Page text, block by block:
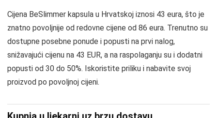
Cijena BeSlimmer kapsula u Hrvatskoj iznosi 43 eura, što je
znatno povoljnije od redovne cijene od 86 eura. Trenutno su
dostupne posebne ponude i popusti na prvi nalog,
snižavajući cijenu na 43 EUR, a na raspolaganju su i dodatni
popusti od 30 do 50%. Iskoristite priliku i nabavite svoj
proizvod po povoljnoj cijeni.